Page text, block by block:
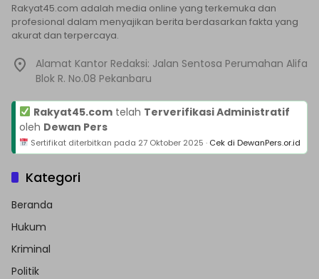
Rakyat45.com adalah media online yang terkemuka dan
profesional dalam menyajikan berita berdasarkan fakta yang
akurat dan terpercaya.
Alamat Kantor Redaksi: Jalan Sentosa Perumahan Alifa
Blok R. No.08 Pekanbaru
Rakyat45.comtelah Terverifikasi Administratif
oleh Dewan Pers
Sertifikat diterbitkan pada 27 Oktober 2025 · Cek di DewanPers.or.id
Kategori
Beranda
Hukum
Kriminal
Politik